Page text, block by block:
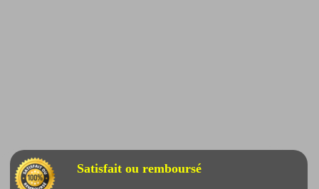
Satisfait ou remboursé